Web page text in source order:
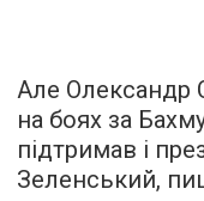
Але Олександр
на боях за
підтримав і
Зеленський,